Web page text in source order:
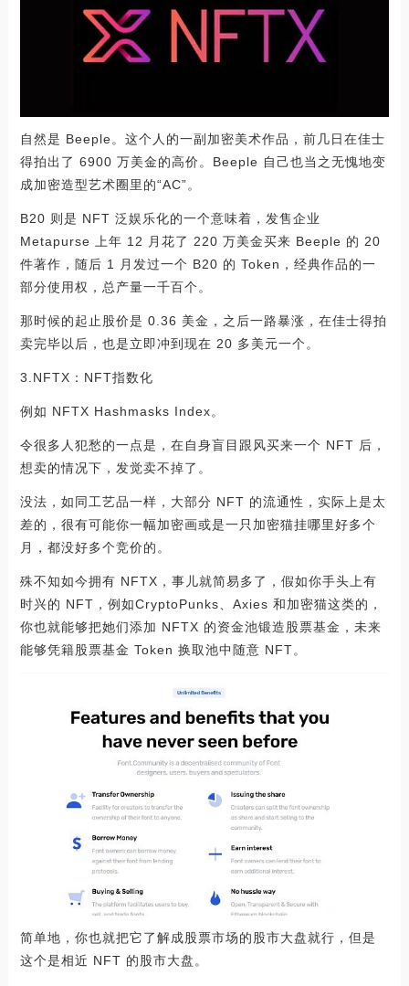
自然是 Beeple。这个人的一副加密美术作品，前几日在佳士
得拍出了 6900 万美金的高价。Beeple 自己也当之无愧地变
成加密造型艺术圈里的“AC”。
B20 则是 NFT 泛娱乐化的一个意味着，发售企业
Metapurse 上年 12 月花了 220 万美金买来 Beeple 的 20
件著作，随后 1 月发过一个 B20 的 Token，经典作品的一
部分使用权，总产量一千百个。
那时候的起止股价是 0.36 美金，之后一路暴涨，在佳士得拍
卖完毕以后，也是立即冲到现在 20 多美元一个。
3.NFTX：NFT指数化
例如 NFTX Hashmasks Index。
令很多人犯愁的一点是，在自身盲目跟风买来一个 NFT 后，
想卖的情况下，发觉卖不掉了。
没法，如同工艺品一样，大部分 NFT 的流通性，实际上是太
差的，很有可能你一幅加密画或是一只加密猫挂哪里好多个
月，都没好多个竞价的。
殊不知如今拥有 NFTX，事儿就简易多了，假如你手头上有
时兴的 NFT，例如CryptoPunks、Axies 和加密猫这类的，
你也就能够把她们添加 NFTX 的资金池锻造股票基金，未来
能够凭籍股票基金 Token 换取池中随意 NFT。
简单地，你也就把它了解成股票市场的股市大盘就行，但是
这个是相近 NFT 的股市大盘。